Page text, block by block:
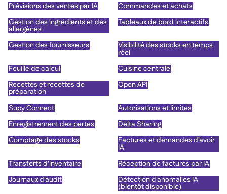
Prévisions des ventes par IA
Commandes et achats
Gestion des ingrédients et des
allergènes
Tableaux de bord interactifs
Gestion des fournisseurs Visibilité des stocks en temps
réel
Feuille de calcul
Cuisine centrale
Recettes et recettes de
préparation
Open API
Supy Connect
Autorisations et limites
Enregistrement des pertes
Delta Sharing
Comptage des stocks
Factures et demandes d'avoir
IA
Transferts d'inventaire
Réception de factures par IA
Journaux d'audit
Détection d'anomalies IA
(bientôt disponible)